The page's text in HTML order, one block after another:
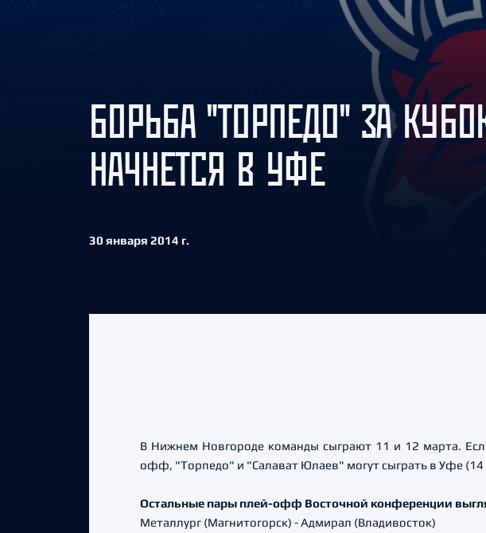
Амур
Барыс
Салават Юлаев
Сибирь
БОРЬБА "ТОРПЕДО" ЗА
НАЧНЕТСЯ В УФЕ
30 января 2014 г.
В Нижнем Новгороде команды сыграют 11 и 12 марта.
офф, "Торпедо" и "Салават Юлаев" могут сыграть в Уфе
Остальные пары плей-офф Восточной конференции
Металлург (Магнитогорск) - Адмирал (Владивосток)